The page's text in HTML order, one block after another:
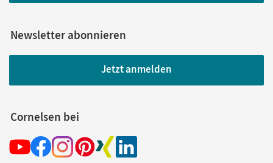
Newsletter abonnieren
Jetzt anmelden
Cornelsen bei